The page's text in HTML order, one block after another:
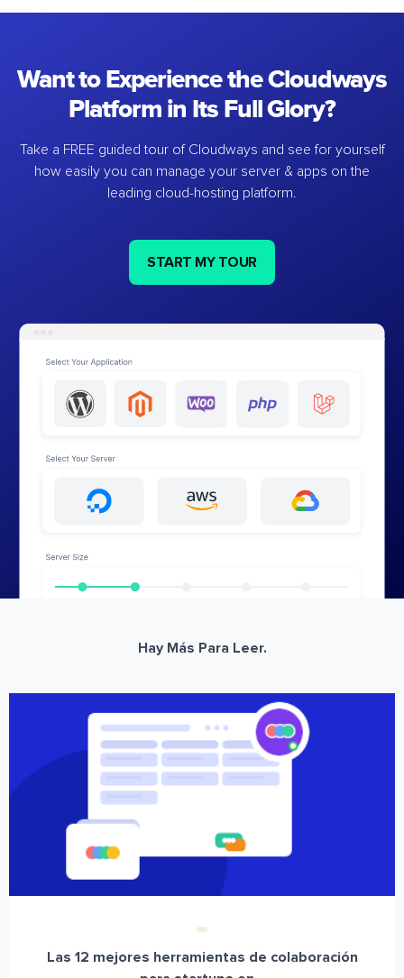
Want to Experience the Cloudways
Platform in Its Full Glory?
Take a FREE guided tour of Cloudways and see for yourself
how easily you can manage your server & apps on the
leading cloud-hosting platform.
START MY TOUR
Hay Más Para Leer.
Las 12 mejores herramientas de colaboración